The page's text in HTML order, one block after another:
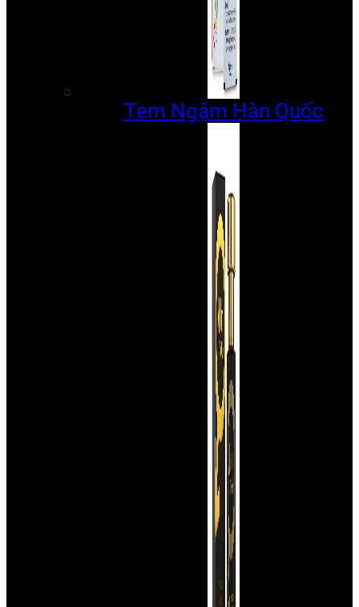
Tem Ngậm Hàn Quốc